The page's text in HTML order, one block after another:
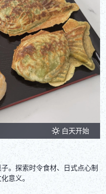
白天开始
。探索时令食材、日式点心制
意义。